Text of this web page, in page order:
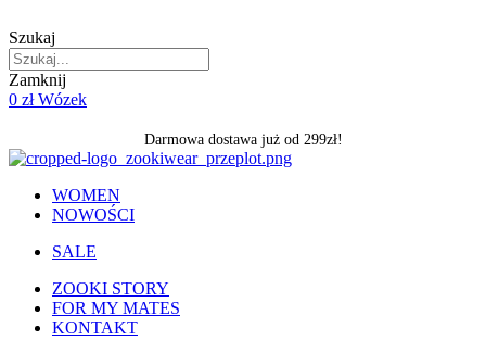
to
content
Szukaj
Zamknij
0 zł Wózek
Darmowa dostawa już od 299zł!
WOMEN
NOWOŚCI
SALE
ZOOKI STORY
FOR MY MATES
KONTAKT